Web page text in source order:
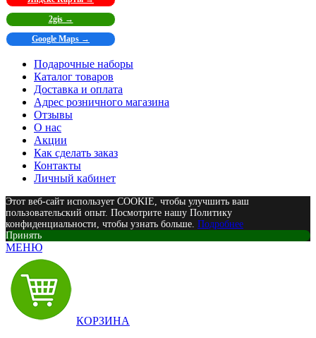
2gis →
Google Maps →
Подарочные наборы
Каталог товаров
Доставка и оплата
Адрес розничного магазина
Отзывы
О нас
Акции
Как сделать заказ
Контакты
Личный кабинет
Этот веб-сайт использует COOKIE, чтобы улучшить ваш
пользовательский опыт. Посмотрите нашу Политику
конфиденциальности, чтобы узнать больше. Подробнее
Принять
МЕНЮ
КОРЗИНА